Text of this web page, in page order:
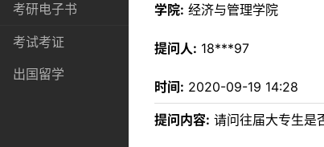
考研电子书
考试考证
出国留学
学院: 经济与管理学院
提问人: 18***97
时间: 2020-09-19 14:28
提问内容: 请问往届大专生是